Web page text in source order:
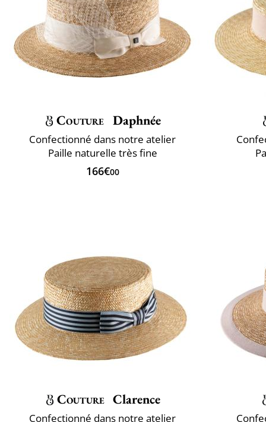
Couture Daphnée
Confectionné dans notre atelier
Paille naturelle très fine
166€00
Couture Clarence
Confectionné dans notre atelier